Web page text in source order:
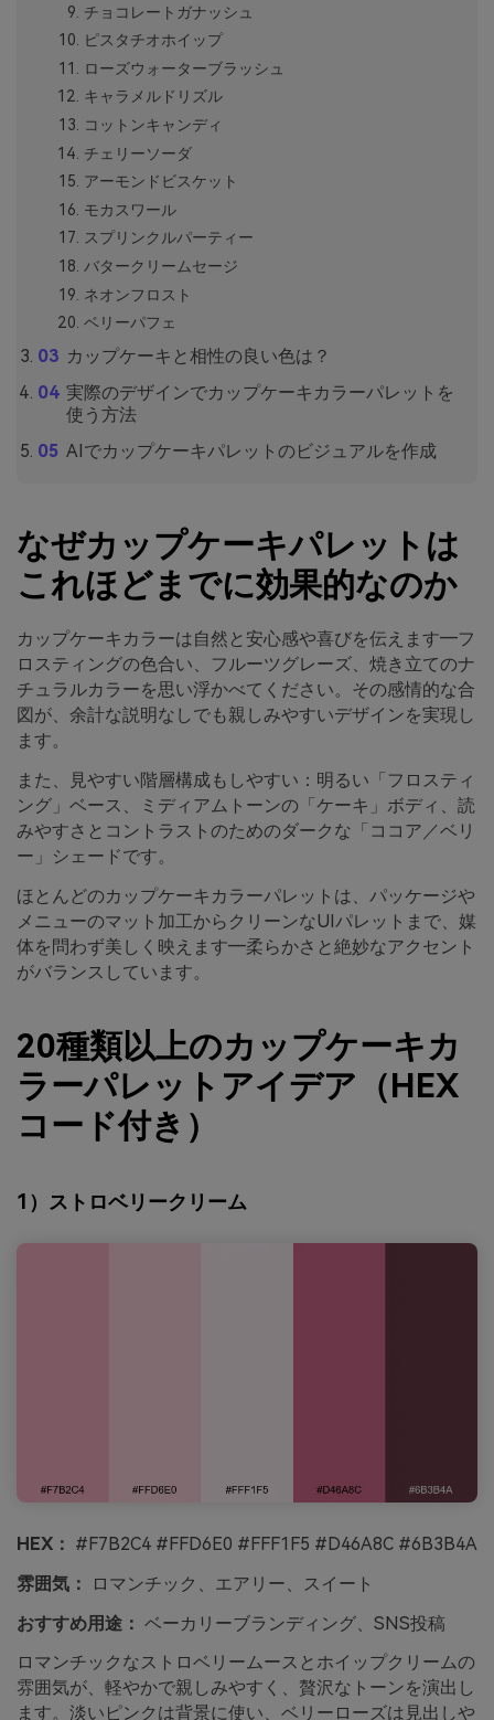
チョコレートガナッシュ
ピスタチオホイップ
ローズウォーターブラッシュ
キャラメルドリズル
コットンキャンディ
チェリーソーダ
アーモンドビスケット
モカスワール
スプリンクルパーティー
バタークリームセージ
ネオンフロスト
ベリーパフェ
カップケーキと相性の良い色は？
実際のデザインでカップケーキカラーパレットを
使う方法
AIでカップケーキパレットのビジュアルを作成
なぜカップケーキパレットは
これほどまでに効果的なのか
カップケーキカラーは自然と安心感や喜びを伝えます―フ
ロスティングの色合い、フルーツグレーズ、焼き立てのナ
チュラルカラーを思い浮かべてください。その感情的な合
図が、余計な説明なしでも親しみやすいデザインを実現し
ます。
また、見やすい階層構成もしやすい：明るい「フロスティ
ング」ベース、ミディアムトーンの「ケーキ」ボディ、読
みやすさとコントラストのためのダークな「ココア／ベリ
ー」シェードです。
ほとんどのカップケーキカラーパレットは、パッケージや
メニューのマット加工からクリーンなUIパレットまで、媒
体を問わず美しく映えます―柔らかさと絶妙なアクセント
がバランスしています。
20種類以上のカップケーキカ
ラーパレットアイデア（HEX
コード付き）
1）ストロベリークリーム
HEX： #F7B2C4 #FFD6E0 #FFF1F5 #D46A8C #6B3B4A
雰囲気：
ロマンチック、エアリー、スイート
おすすめ用途： ベーカリーブランディング、SNS投稿
ロマンチックなストロベリームースとホイップクリームの
雰囲気が、軽やかで親しみやすく、贅沢なトーンを演出し
ます。淡いピンクは背景に使い、ベリーローズは見出しや